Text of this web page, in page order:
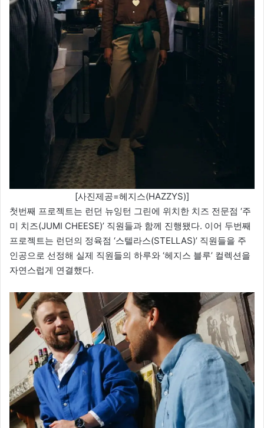
[사진제공=헤지스(HAZZYS)]
첫번째 프로젝트는 런던 뉴잉턴 그린에 위치한 치즈 전문점 ‘주
미 치즈(JUMI CHEESE)’ 직원들과 함께 진행됐다. 이어 두번째
프로젝트는 런던의 정육점 ‘스텔라스(STELLAS)’ 직원들을 주
인공으로 선정해 실제 직원들의 하루와 ‘헤지스 블루’ 컬렉션을
자연스럽게 연결했다.